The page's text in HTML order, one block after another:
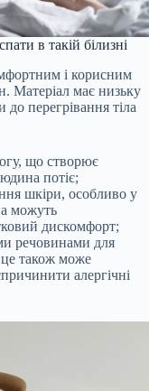
в такій білизні
і корисним
Матеріал має низьку
до перегрівання тіла
що створює
потіє;
шкіри, особливо у
можуть
дискомфорт;
речовинами для
це також може
алергічні